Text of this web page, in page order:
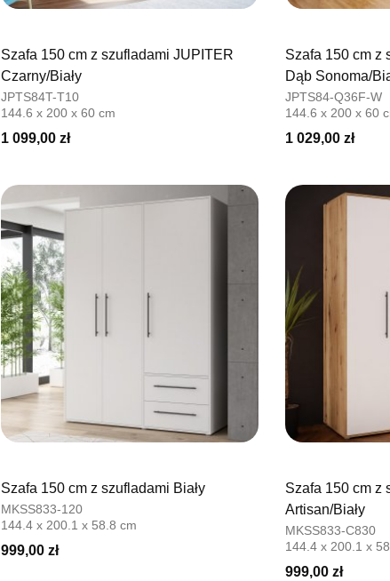
Szafa 150 cm z szufladami JUPITER
Czarny/Biały
JPTS84T-T10
144.6 x 200 x 60 cm
1 099,00 zł
Szafa 150 cm z
Dąb Sonoma/
JPTS84-Q36F-W
144.6 x 200 x 60
1 029,00 zł
Szafa 150 cm z szufladami Biały
MKSS833-120
144.4 x 200.1 x 58.8 cm
999,00 zł
Szafa 150 cm z
Artisan/Biały
MKSS833-C830
144.4 x 200.1 x
999,00 zł